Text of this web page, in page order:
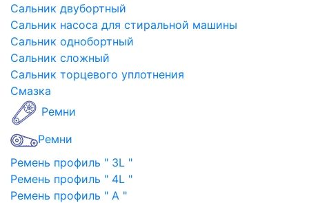
Сальник двубортный
Сальник насоса для стиральной машины
Сальник однобортный
Сальник сложный
Сальник торцевого уплотнения
Смазка
Ремни
Ремни
Ремень профиль " 3L "
Ремень профиль " 4L "
Ремень профиль " A "